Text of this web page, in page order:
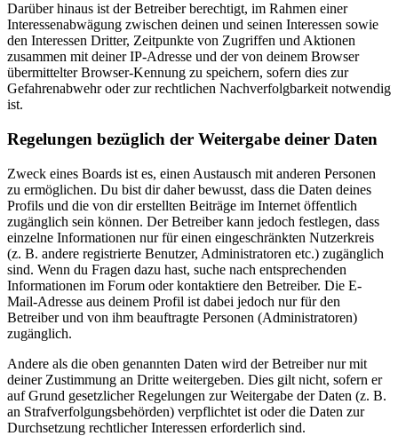
Darüber hinaus ist der Betreiber berechtigt, im Rahmen einer
Interessenabwägung zwischen deinen und seinen Interessen sowie
den Interessen Dritter, Zeitpunkte von Zugriffen und Aktionen
zusammen mit deiner IP-Adresse und der von deinem Browser
übermittelter Browser-Kennung zu speichern, sofern dies zur
Gefahrenabwehr oder zur rechtlichen Nachverfolgbarkeit notwendig
ist.
Regelungen bezüglich der Weitergabe deiner Daten
Zweck eines Boards ist es, einen Austausch mit anderen Personen
zu ermöglichen. Du bist dir daher bewusst, dass die Daten deines
Profils und die von dir erstellten Beiträge im Internet öffentlich
zugänglich sein können. Der Betreiber kann jedoch festlegen, dass
einzelne Informationen nur für einen eingeschränkten Nutzerkreis
(z. B. andere registrierte Benutzer, Administratoren etc.) zugänglich
sind. Wenn du Fragen dazu hast, suche nach entsprechenden
Informationen im Forum oder kontaktiere den Betreiber. Die E-
Mail-Adresse aus deinem Profil ist dabei jedoch nur für den
Betreiber und von ihm beauftragte Personen (Administratoren)
zugänglich.
Andere als die oben genannten Daten wird der Betreiber nur mit
deiner Zustimmung an Dritte weitergeben. Dies gilt nicht, sofern er
auf Grund gesetzlicher Regelungen zur Weitergabe der Daten (z. B.
an Strafverfolgungsbehörden) verpflichtet ist oder die Daten zur
Durchsetzung rechtlicher Interessen erforderlich sind.